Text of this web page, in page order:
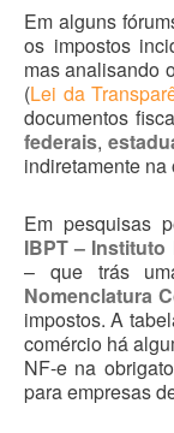
Em alguns
os impostos
mas analisando
(Lei da
documentos
federais,
indiretamente
Em pesquisas
IBPT –
– que trás
Nomenclatura
impostos. A
comércio há
NF-e na
para empresas